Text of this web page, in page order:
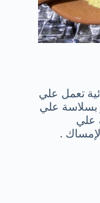
تعمل علي
بسلاسة علي
علي
.